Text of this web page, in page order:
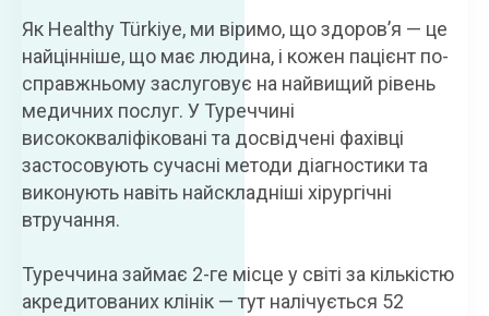
Як Healthy Türkiye, ми віримо, що здоров’я — це
найцінніше, що має людина, і кожен пацієнт по-
справжньому заслуговує на найвищий рівень
медичних послуг. У Туреччині
висококваліфіковані та досвідчені фахівці
застосовують сучасні методи діагностики та
виконують навіть найскладніші хірургічні
втручання.
Туреччина займає 2-ге місце у світі за кількістю
акредитованих клінік — тут налічується 52